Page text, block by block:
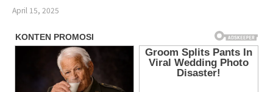
April 15, 2025